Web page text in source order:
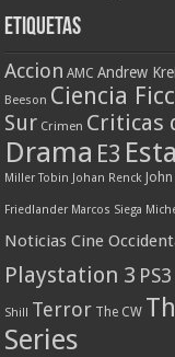
Etiquetas
Accion AMC Andrew
Beeson Ciencia
Sur Crimen Criticas
Drama E3
Miller Tobin Johan Renck
Friedlander Marcos Siega
Noticias Cine
Playstation 3 PS3
Shill Terror The CW
Series